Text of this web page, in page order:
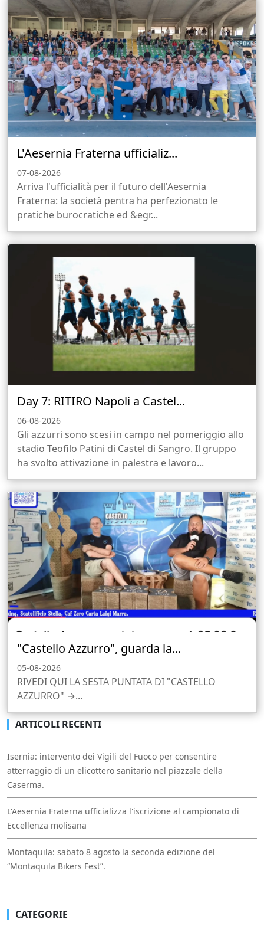
L'Aesernia Fraterna ufficializ...
07-08-2026
Arriva l'ufficialità per il futuro dell'Aesernia
Fraterna: la società pentra ha perfezionato le
pratiche burocratiche ed &egr...
Day 7: RITIRO Napoli a Castel...
06-08-2026
Gli azzurri sono scesi in campo nel pomeriggio allo
stadio Teofilo Patini di Castel di Sangro. Il gruppo
ha svolto attivazione in palestra e lavoro...
"Castello Azzurro", guarda la...
05-08-2026
RIVEDI QUI LA SESTA PUNTATA DI "CASTELLO
AZZURRO" →...
ARTICOLI RECENTI
Isernia: intervento dei Vigili del Fuoco per consentire
atterraggio di un elicottero sanitario nel piazzale della
Caserma.
L'Aesernia Fraterna ufficializza l'iscrizione al campionato di
Eccellenza molisana
Montaquila: sabato 8 agosto la seconda edizione del
“Montaquila Bikers Fest”.
CATEGORIE